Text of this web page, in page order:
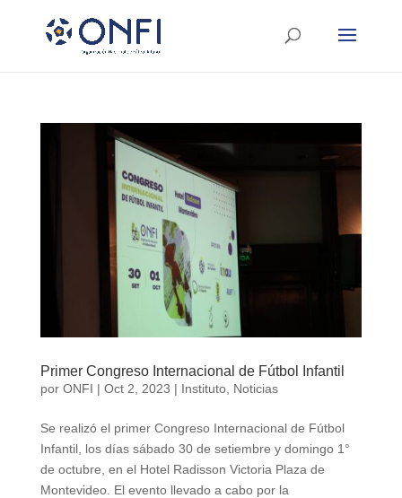
Primer Congreso Internacional de Fútbol Infantil
por ONFI | Oct 2, 2023 | Instituto, Noticias
Se realizó el primer Congreso Internacional de Fútbol
Infantil, los días sábado 30 de setiembre y domingo 1°
de octubre, en el Hotel Radisson Victoria Plaza de
Montevideo. El evento llevado a cabo por la